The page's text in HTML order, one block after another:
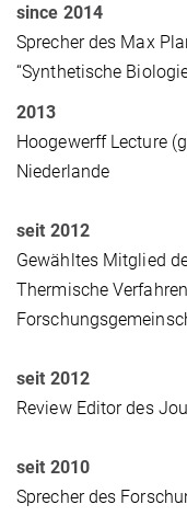
since 2014
Sprecher des Max
“Synthetische
2013
Hoogewerff Lecture
Niederlande
seit 2012
Gewähltes Mitglied
Thermische
seit 2012
Review Editor des
seit 2010
Sprecher des